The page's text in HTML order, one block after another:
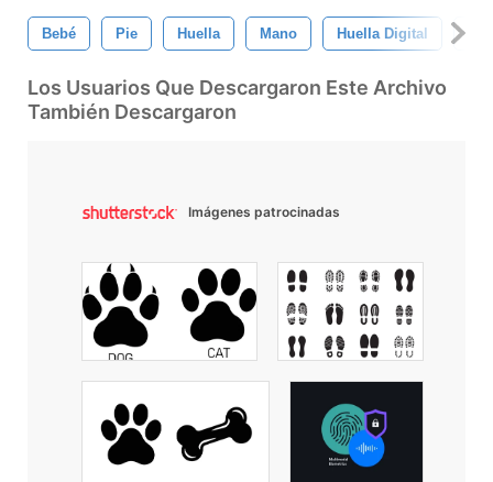
Bebé Pie Huella Mano Huella Digital
Los Usuarios Que Descargaron Este Archivo
También Descargaron
Imágenes patrocinadas